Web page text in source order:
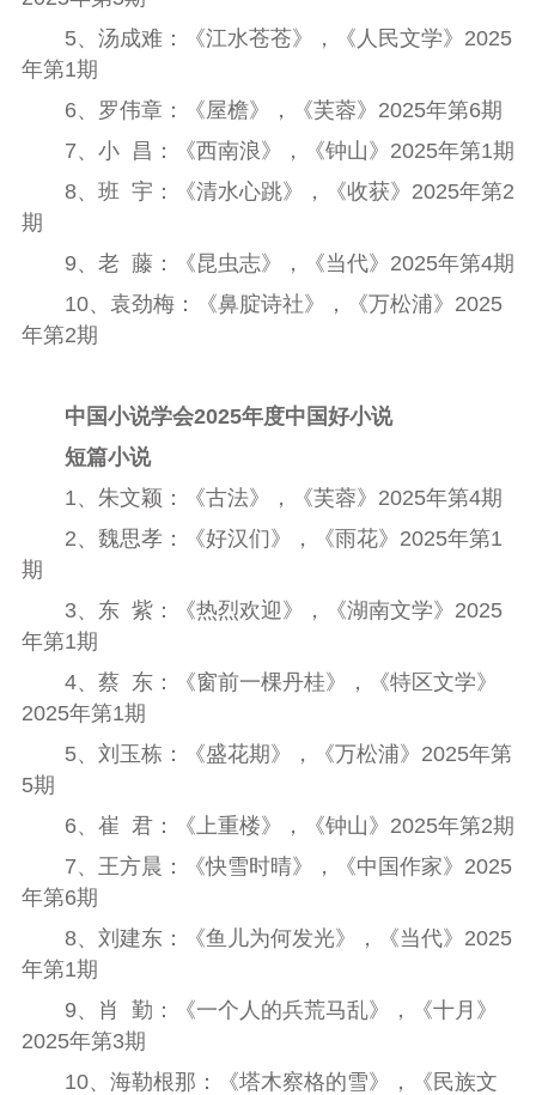
5、汤成难：《江水苍苍》，《人民文学》 2025
年第1期
6、罗伟章：《屋檐》，《芙蓉》 2025年第6期
7、小 昌：《西南浪》，《钟山》 2025年第1期
8、班 宇：《清水心跳》，《收获》 2025年第2
期
9、老 藤：《昆虫志》，《当代》 2025年第4期
10、袁劲梅：《鼻腚诗社》，《万松浦》 2025
年第2期
中国小说学会2025年度中国好小说
短篇小说
1、朱文颖：《古法》，《芙蓉》 2025年第4期
2、魏思孝：《好汉们》，《雨花》 2025年第1
期
3、东 紫：《热烈欢迎》，《湖南文学》 2025
年第1期
4、蔡 东：《窗前一棵丹桂》，《特区文学》
2025年第1期
5、刘玉栋：《盛花期》，《万松浦》 2025年第
5期
6、崔 君：《上重楼》，《钟山》 2025年第2期
7、王方晨：《快雪时晴》，《中国作家》 2025
年第6期
8、刘建东：《鱼儿为何发光》，《当代》 2025
年第1期
9、肖
勤：《一个人的兵荒马乱》，《十月》
2025年第3期
10、海勒根那：《塔木察格的雪》，《民族文